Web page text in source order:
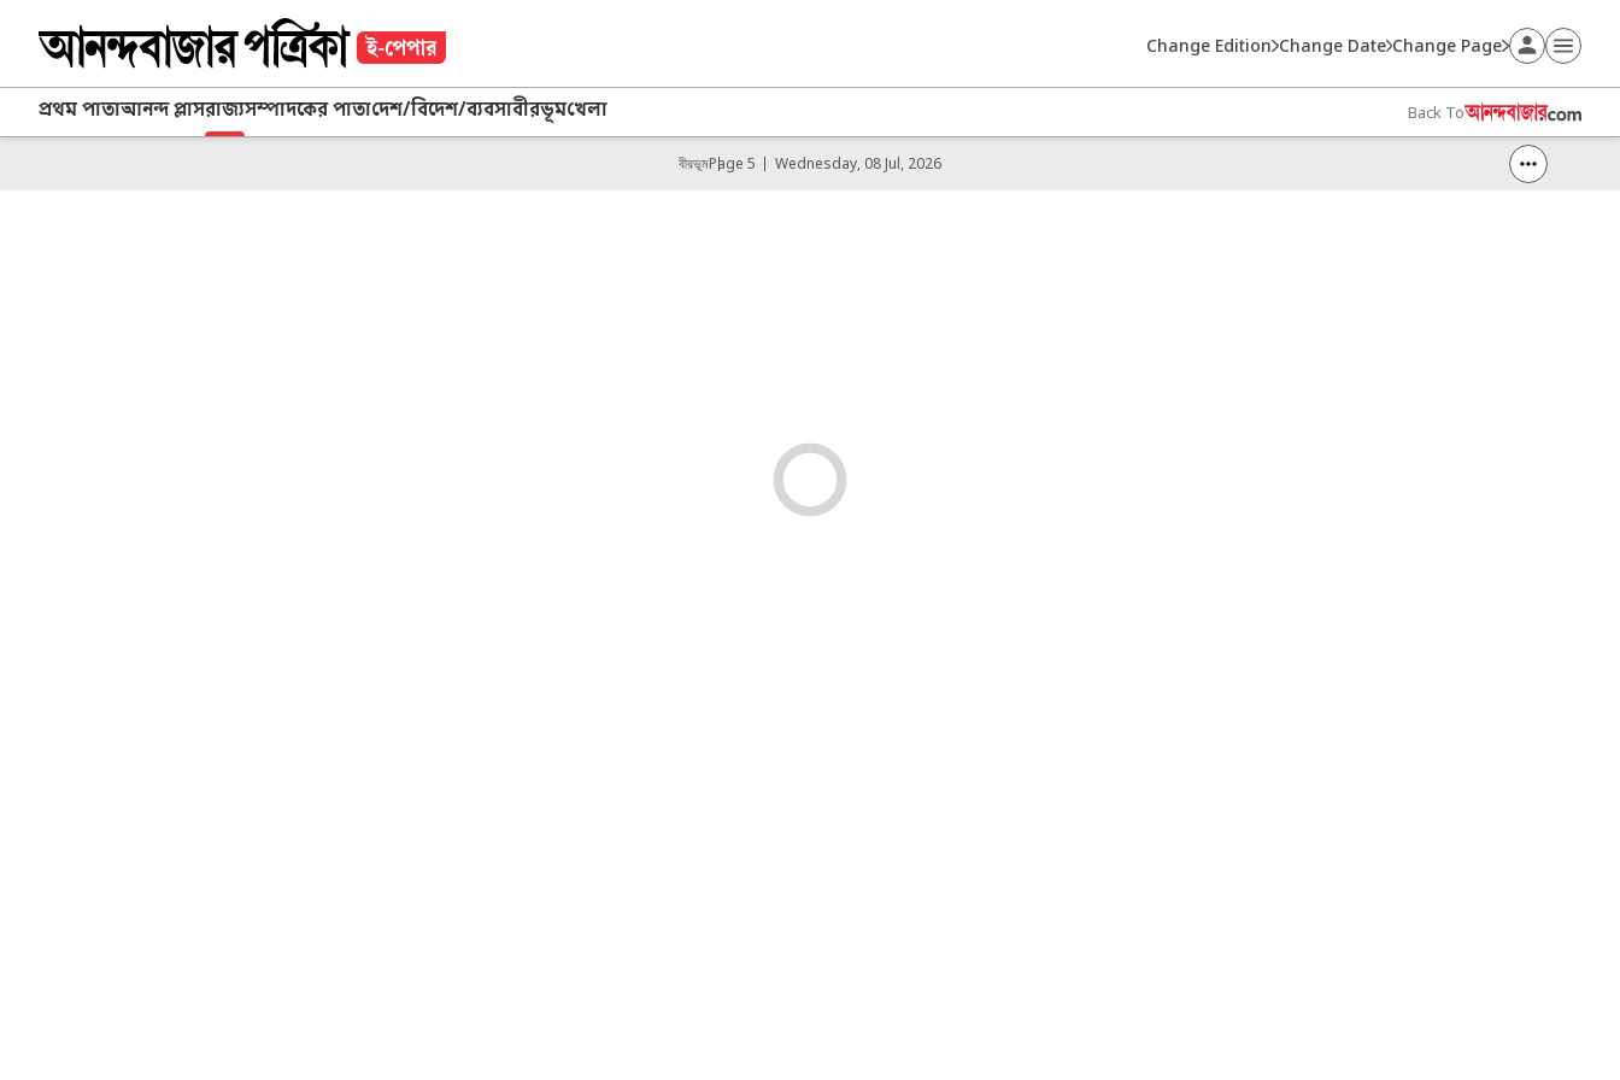
Change Edition Change Date Change Page
প্রথম পাতাআনন্দ প্লাসরাজ্যসম্পাদকের পাতাদেশ/বিদেশ/ব্যবসাবীরভূমখেলা Back To
বীরভূমPage 5 Wednesday, 08 Jul, 2026